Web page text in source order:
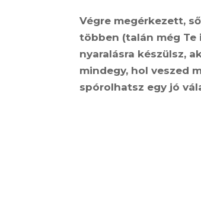
Végre megérkezett,
többen (talán még
nyaralásra készülsz,
mindegy, hol veszed
spórolhatsz egy jó